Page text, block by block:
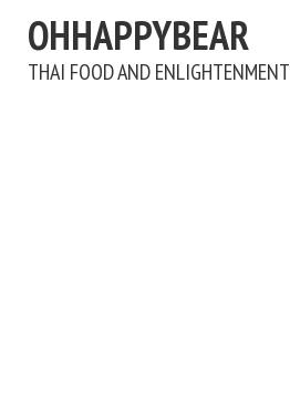
OHHAPPYBEAR
THAI FOOD AND ENLIGHTENMENT